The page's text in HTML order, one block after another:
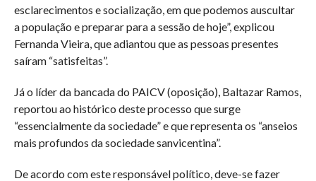
esclarecimentos e socialização, em que podemos auscultar
a população e preparar para a sessão de hoje”, explicou
Fernanda Vieira, que adiantou que as pessoas presentes
saíram “satisfeitas”.
Já o líder da bancada do PAICV (oposição), Baltazar Ramos,
reportou ao histórico deste processo que surge
“essencialmente da sociedade” e que representa os “anseios
mais profundos da sociedade sanvicentina”.
De acordo com este responsável político, deve-se fazer